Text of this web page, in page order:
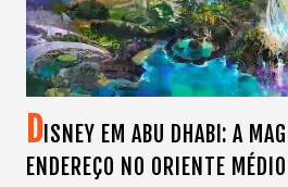
DATAS
DA
HALLOWEEN
PARTY
D ISNEY EM ABU DHABI: A
ENDEREÇO NO ORIENTE MÉDIO